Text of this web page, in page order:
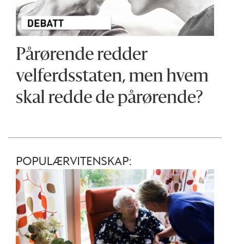
Pårørende redder
velferdsstaten, men hvem
skal redde de pårørende?
POPULÆRVITENSKAP: